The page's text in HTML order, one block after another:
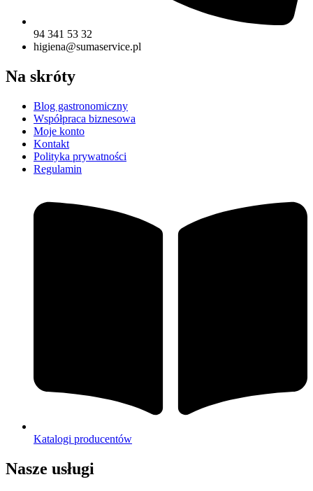
94 341 53 32
higiena@sumaservice.pl
Na skróty
Blog gastronomiczny
Współpraca biznesowa
Moje konto
Kontakt
Polityka prywatności
Regulamin
Katalogi producentów
Nasze usługi